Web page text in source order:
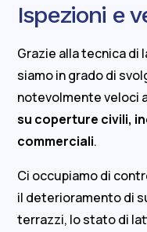
Ispezioni e
Grazie alla tecnica di
siamo in grado di
notevolmente veloci
su coperture civili,
commerciali.
Ci occupiamo di
il deterioramento di
terrazzi, lo stato di